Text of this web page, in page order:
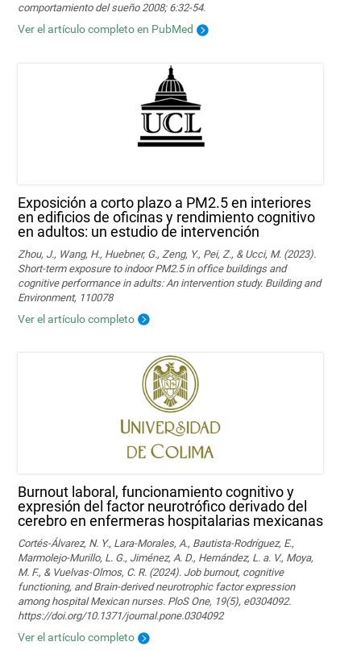
comportamiento del sueño 2008; 6:32-54.
Ver el artículo completo en PubMed
Exposición a corto plazo a PM2.5 en interiores
en edificios de oficinas y rendimiento cognitivo
en adultos: un estudio de intervención
Zhou, J., Wang, H., Huebner, G., Zeng, Y., Pei, Z., & Ucci, M. (2023).
Short-term exposure to indoor PM2.5 in office buildings and
cognitive performance in adults: An intervention study. Building and
Environment, 110078
Ver el artículo completo
Burnout laboral, funcionamiento cognitivo y
expresión del factor neurotrófico derivado del
cerebro en enfermeras hospitalarias mexicanas
Cortés-Álvarez, N. Y., Lara-Morales, A., Bautista-Rodríguez, E.,
Marmolejo-Murillo, L. G., Jiménez, A. D., Hernández, L. a. V., Moya,
M. F., & Vuelvas-Olmos, C. R. (2024). Job burnout, cognitive
functioning, and Brain-derived neurotrophic factor expression
among hospital Mexican nurses. PloS One, 19(5), e0304092.
https://doi.org/10.1371/journal.pone.0304092
Ver el artículo completo